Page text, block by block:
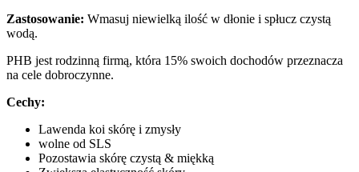
Zastosowanie: Wmasuj niewielką ilość w dłonie i spłucz czystą
wodą.
PHB jest rodzinną firmą, która 15% swoich dochodów przeznacza
na cele dobroczynne.
Cechy:
Lawenda koi skórę i zmysły
wolne od SLS
Pozostawia skórę czystą & miękką